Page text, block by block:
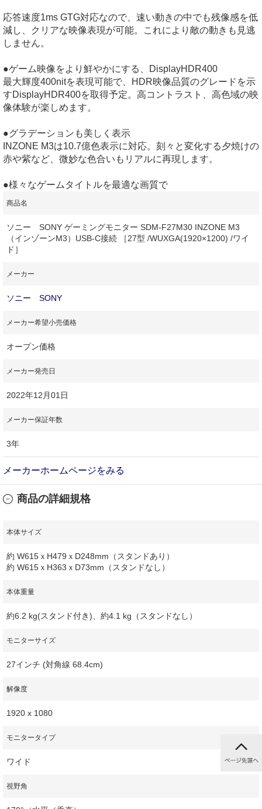
応答速度1ms GTG対応なので、速い動きの中でも残像感を低
減し、クリアな映像表現が可能。これにより敵の動きも見逃
しません。
●ゲーム映像をより鮮やかにする、DisplayHDR400
最大輝度400nitを表現可能で、HDR映像品質のグレードを示
すDisplayHDR400を取得予定。高コントラスト、高色域の映
像体験が楽しめます。
●グラデーションも美しく表示
INZONE M3は10.7億色表示に対応。刻々と変化する夕焼けの
赤や紫など、微妙な色合いもリアルに再現します。
●様々なゲームタイトルを最適な画質で
商品名
ソニー SONY ゲーミングモニター SDM-F27M30 INZONE M3
（インゾーンM3）USB-C接続 ［27型 /WUXGA(1920×1200) /ワイ
ド］
メーカー
ソニー SONY
メーカー希望小売価格
オープン価格
メーカー発売日
2022年12月01日
メーカー保証年数
3年
メーカーホームページをみる
商品の詳細規格
本体サイズ
約 W615ｘH479ｘD248mm（スタンドあり）
約 W615ｘH363ｘD73mm（スタンドなし）
本体重量
約6.2 kg(スタンド付き)、約4.1 kg（スタンドなし）
モニターサイズ
27インチ (対角線 68.4cm)
解像度
1920 x 1080
モニタータイプ
ワイド
視野角